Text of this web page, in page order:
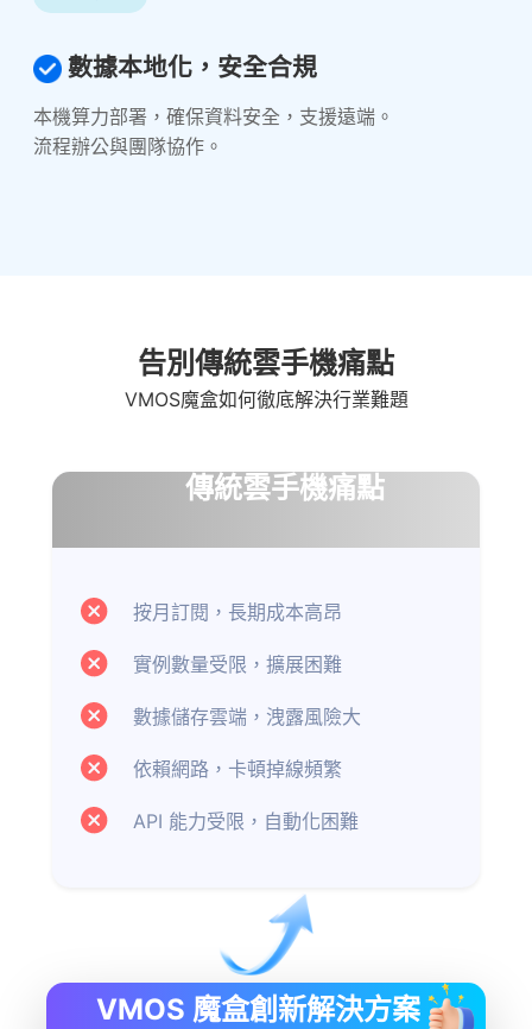
數據本地化，安全合規
本機算力部署，確保資料安全，支援遠端。
流程辦公與團隊協作。
告別傳統雲手機痛點
VMOS魔盒如何徹底解決行業難題
傳統雲手機痛點
按月訂閱，長期成本高昂
實例數量受限，擴展困難
數據儲存雲端，洩露風險大
依賴網路，卡頓掉線頻繁
API 能力受限，自動化困難
VMOS 魔盒創新解決方案